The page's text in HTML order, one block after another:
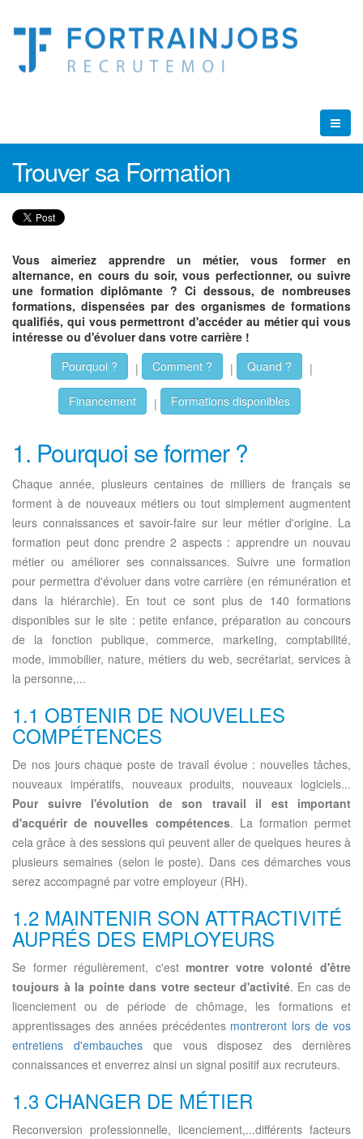
Trouver sa Formation
Vous aimeriez apprendre un métier, vous former en
alternance, en cours du soir, vous perfectionner, ou suivre
une formation diplômante ? Ci dessous, de nombreuses
formations, dispensées par des organismes de formations
qualifiés, qui vous permettront d'accéder au métier qui vous
intéresse ou d'évoluer dans votre carrière !
Pourquoi ?
| Comment ? | Quand ?
|
Financement
| Formations disponibles
1. Pourquoi se former ?
Chaque année, plusieurs centaines de milliers de français se
forment à de nouveaux métiers ou tout simplement augmentent
leurs connaissances et savoir-faire sur leur métier d'origine. La
formation peut donc prendre 2 aspects : apprendre un nouvau
métier ou améliorer ses connaissances. Suivre une formation
pour permettra d'évoluer dans votre carrière (en rémunération et
dans la hiérarchie). En tout ce sont plus de 140 formations
disponibles sur le site : petite enfance, préparation au concours
de la fonction publique, commerce, marketing, comptabilité,
mode, immobilier, nature, métiers du web, secrétariat, services à
la personne,...
1.1 OBTENIR DE NOUVELLES
COMPÉTENCES
De nos jours chaque poste de travail évolue : nouvelles tâches,
nouveaux impératifs, nouveaux produits, nouveaux logiciels...
Pour suivre l'évolution de son travail il est important
d'acquérir de nouvelles compétences. La formation permet
cela grâce à des sessions qui peuvent aller de quelques heures à
plusieurs semaines (selon le poste). Dans ces démarches vous
serez accompagné par votre employeur (RH).
1.2 MAINTENIR SON ATTRACTIVITÉ
AUPRÉS DES EMPLOYEURS
Se former régulièrement, c'est montrer votre volonté d'être
toujours à la pointe dans votre secteur d'activité. En cas de
licenciement ou de période de chômage, les formations et
apprentissages des années précédentes montreront lors de vos
entretiens d'embauchesque vous disposez des dernières
connaissances et enverrez ainsi un signal positif aux recruteurs.
1.3 CHANGER DE MÉTIER
Reconversion professionnelle, licenciement,...différents facteurs